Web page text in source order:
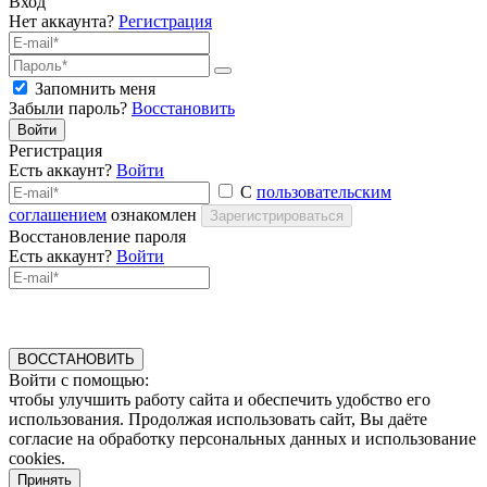
Нет аккаунта? Регистрация
Запомнить меня
Забыли пароль? Восстановить
Войти
Регистрация
Есть аккаунт? Войти
С пользовательским
соглашением ознакомлен Зарегистрироваться
Восстановление пароля
Есть аккаунт? Войти
ВОССТАНОВИТЬ
Войти с помощью:
чтобы улучшить работу сайта и обеспечить удобство его
использования. Продолжая использовать сайт, Вы даёте
согласие на обработку персональных данных и использование
cookies.
Принять